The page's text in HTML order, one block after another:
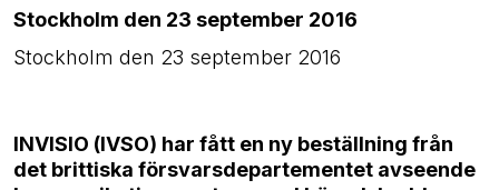
Stockholm den 23 september 2016
Stockholm den 23 september 2016
INVISIO (IVSO) har fått en ny beställning från
det brittiska försvarsdepartementet avseende